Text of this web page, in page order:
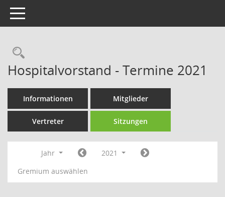
Toggle navigation
Rechercheauswahl
Hospitalvorstand - Termine 2021
Informationen Mitglieder
Vertreter Sitzungen
Jahr
2021
Gremium auswählen